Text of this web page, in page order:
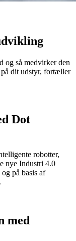
og så medvirker den
dit udstyr, fortæller
Dot
robotter,
nye Industri 4.0
på basis af
med